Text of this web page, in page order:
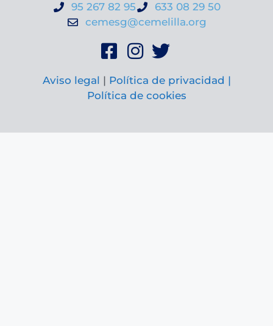
95 267 82 95
633 08 29 50
cemesg@cemelilla.org
Aviso legal | Política de privacidad |
Política de cookies